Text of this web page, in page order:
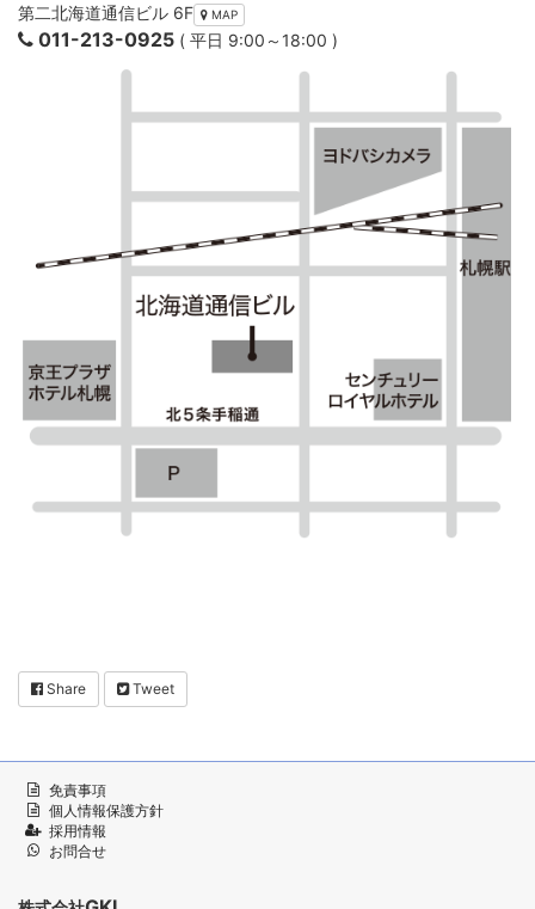
第二北海道通信ビル 6F
MAP
011-213-0925 ( 平日 9:00～18:00 )
Share Tweet
免責事項
個人情報保護方針
採用情報
お問合せ